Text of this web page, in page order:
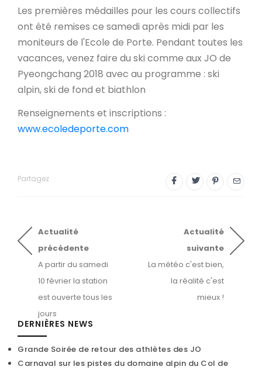
Les premières médailles pour les cours collectifs
ont été remises ce samedi après midi par les
moniteurs de l'Ecole de Porte. Pendant toutes les
vacances, venez faire du ski comme aux JO de
Pyeongchang 2018 avec au programme : ski
alpin,ski de fond et biathlon
Renseignements et inscriptions :
www.ecoledeporte.com
Partagez
Actualité
précédente
A partir du samedi
10 février la station
est ouverte tous les
jours
Actualité
suivante
La météo c'est bien,
la réalité c'est
mieux !
DERNIÈRES NEWS
Grande Soirée de retour des athlètes des JO
Carnaval sur les pistes du domaine alpin du Col de